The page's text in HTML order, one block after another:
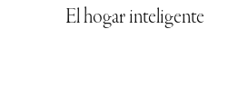
El hogar inteligente